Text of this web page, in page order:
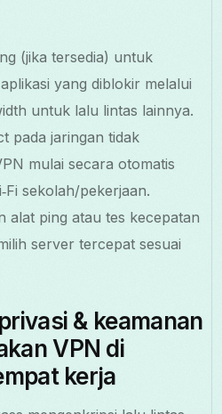
(jika tersedia) untuk
yang diblokir melalui
untuk lalu lintas lainnya.
pada jaringan tidak
mulai secara otomatis
sekolah/pekerjaan.
alat ping atau tes kecepatan
server tercepat sesuai
& keamanan
VPN di
kerja